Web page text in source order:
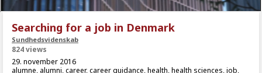
Searching for a job in Denmark
Sundhedsvidenskab
824 views
29. november 2016
alumne, alumni,career,career guidance,health,health sciences,job,